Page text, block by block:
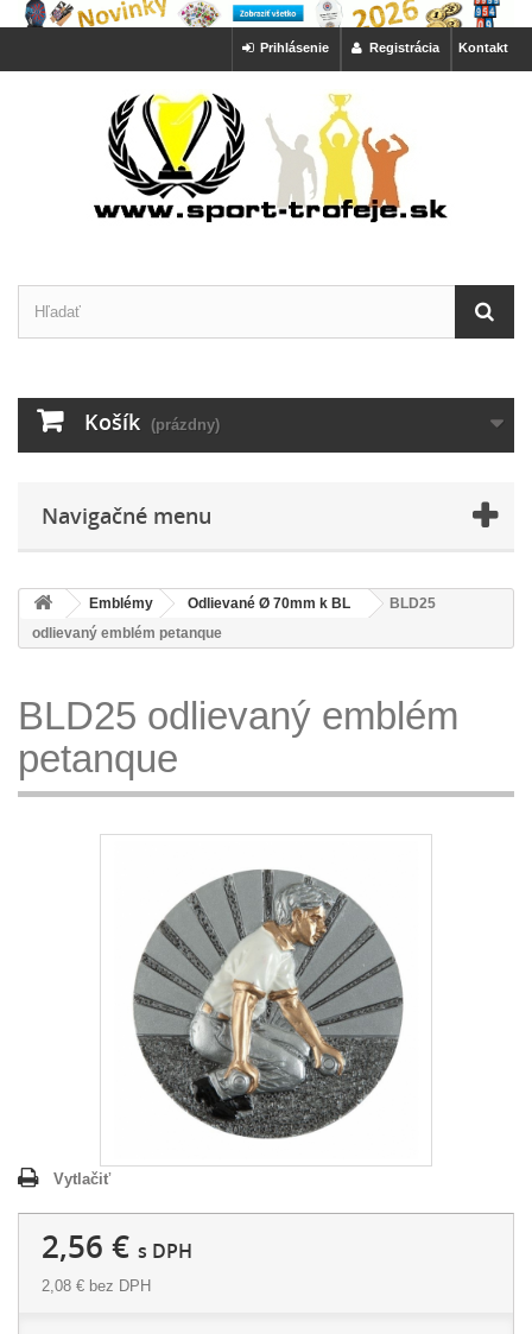
Kontakt
Registrácia
Prihlásenie
Košík (prázdny)
Navigačné menu
Emblémy Odlievané Ø 70mm k BL
BLD25
odlievaný emblém petanque
BLD25 odlievaný emblém
petanque
Vytlačiť
2,56 € s DPH
2,08 € bez DPH